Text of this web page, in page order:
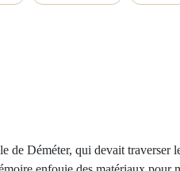
de Déméter, qui devait traverser